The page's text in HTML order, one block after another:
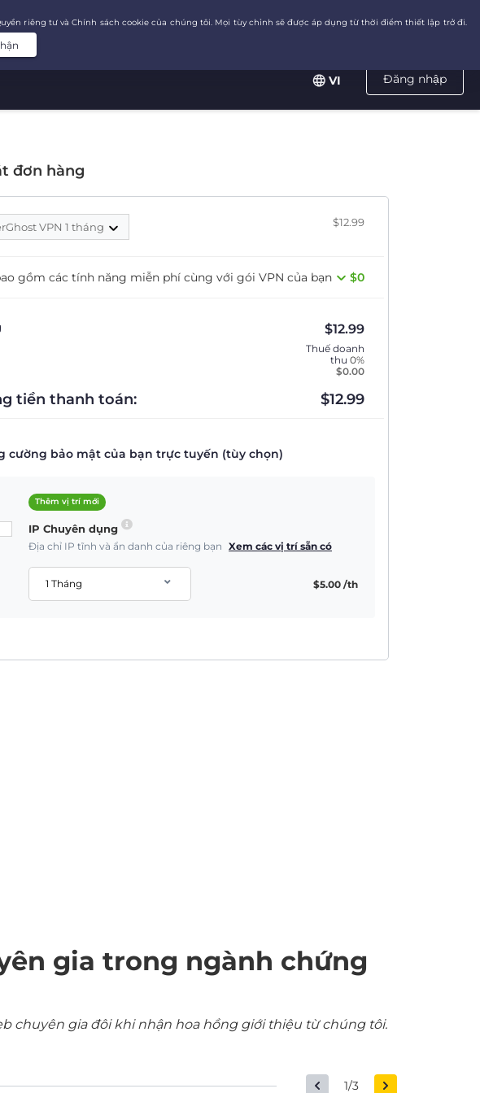
Đăng nhập
VI
đơn hàng
VPN 1 tháng $12.99
gồm các tính năng miễn phí cùng với gói VPN của bạn $0
$12.99
Thuế doanh
thu 0%
$0.00
tiền thanh toán: $12.99
cường bảo mật của bạn trực tuyến (tùy chọn)
Thêm vị trí mới
IP Chuyên dụng
Địa chỉ IP tĩnh và ẩn danh của riêng bạn Xem các vị trí sẵn có
1 Tháng $5.00 /th
gia trong ngành chứng
chuyên gia đôi khi nhận hoa hồng giới thiệu từ chúng tôi.
1/3